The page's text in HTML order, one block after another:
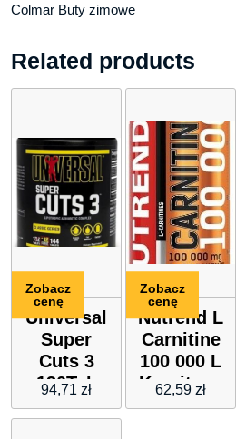
Colmar Buty zimowe
Related products
Universal
Super
Cuts 3
130Tab
94,71 zł
Zobacz
cenę
Nutrend L
Carnitine
100 000 L
Karnityna
W Płynie
62,59 zł
Zobacz
cenę